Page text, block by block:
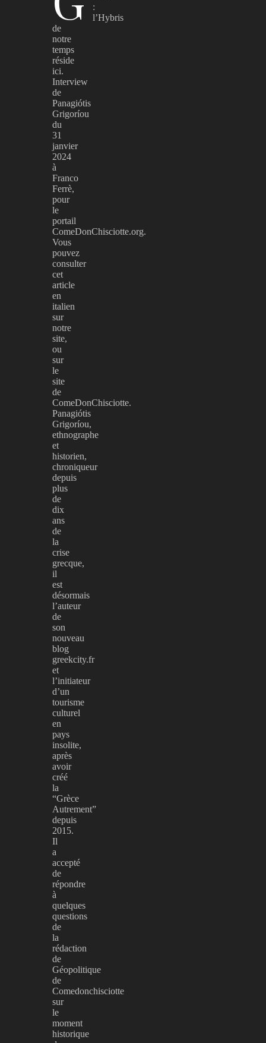
:
l’Hybris
de
notre
temps
réside
ici.
Interview
de
Panagiótis
Grigoríou
du
31
janvier
2024
à
Franco
Ferrè,
pour
le
portail
ComeDonChisciotte.org.
Vous
pouvez
consulter
cet
article
en
italien
sur
notre
site,
ou
sur
le
site
de
ComeDonChisciotte.
Panagiótis
Grigoríou,
ethnographe
et
historien,
chroniqueur
depuis
plus
de
dix
ans
de
la
crise
grecque,
il
est
désormais
l’auteur
de
son
nouveau
blog
greekcity.fr
et
l’initiateur
d’un
tourisme
culturel
en
pays
insolite,
après
avoir
créé
la
“Grèce
Autrement”
depuis
2015.
Il
a
accepté
de
répondre
à
quelques
questions
de
la
rédaction
de
Géopolitique
de
Comedonchisciotte
sur
le
moment
historique